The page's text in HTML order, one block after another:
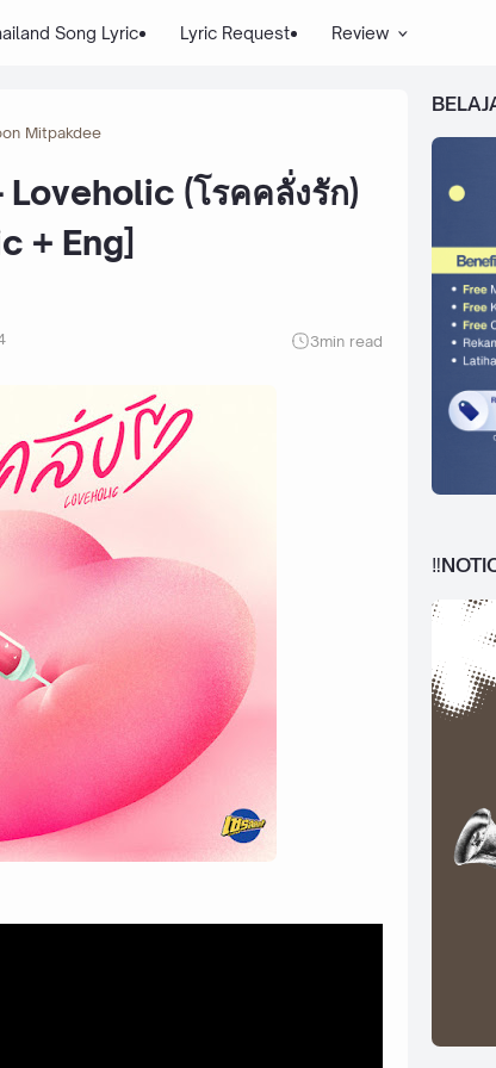
Song Lyric Lyric Request Review
Mitpakdee
(โรคคลั่งรัก)
+ Eng]
3min read